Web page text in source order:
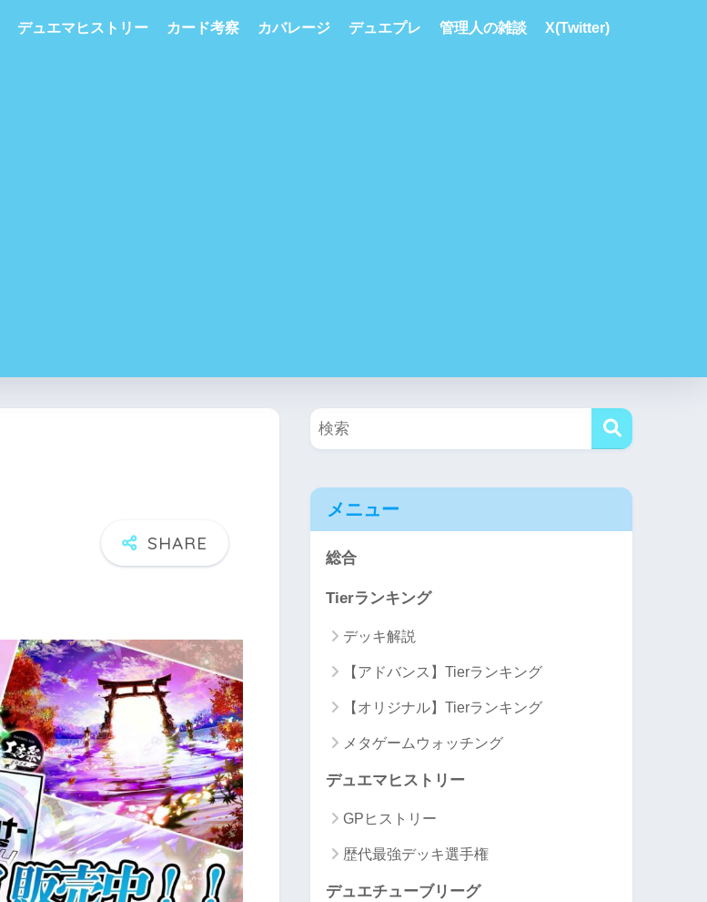
デュエマヒストリー カード考察 カバレージ デュエプレ 管理人の雑談 X(Twitter)
メニュー
総合
Tierランキング
デッキ解説
【アドバンス】Tierランキング
【オリジナル】Tierランキング
メタゲームウォッチング
デュエマヒストリー
GPヒストリー
歴代最強デッキ選手権
デュエチューブリーグ